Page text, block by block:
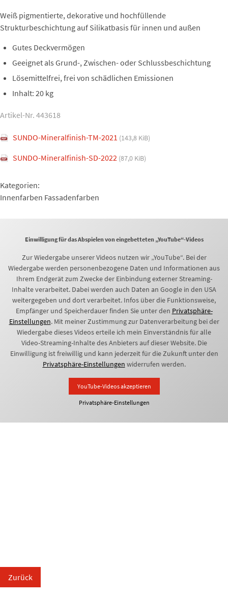
Weiß pigmentierte, dekorative und hochfüllende
Strukturbeschichtung auf Silikatbasis für innen und außen
Gutes Deckvermögen
Geeignet als Grund-, Zwischen- oder Schlussbeschichtung
Lösemittelfrei, frei von schädlichen Emissionen
Inhalt: 20 kg
Artikel-Nr. 443618
SUNDO-Mineralfinish-TM-2021 (143,8 KiB)
SUNDO-Mineralfinish-SD-2022 (87,0 KiB)
Kategorien:
Innenfarben Fassadenfarben
Einwilligung für das Abspielen von eingebetteten „YouTube“-Videos
Zur Wiedergabe unserer Videos nutzen wir „YouTube“. Bei der
Wiedergabe werden personenbezogene Daten und Informationen aus
Ihrem Endgerät zum Zwecke der Einbindung externer Streaming-
Inhalte verarbeitet. Dabei werden auch Daten an Google in den USA
weitergegeben und dort verarbeitet. Infos über die Funktionsweise,
Empfänger und Speicherdauer finden Sie unter den Privatsphäre-
Einstellungen. Mit meiner Zustimmung zur Datenverarbeitung bei der
Wiedergabe dieses Videos erteile ich mein Einverständnis für alle
Video-Streaming-Inhalte des Anbieters auf dieser Website. Die
Einwilligung ist freiwillig und kann jederzeit für die Zukunft unter den
Privatsphäre-Einstellungen widerrufen werden.
YouTube-Videos akzeptieren
Privatsphäre-Einstellungen
Zurück